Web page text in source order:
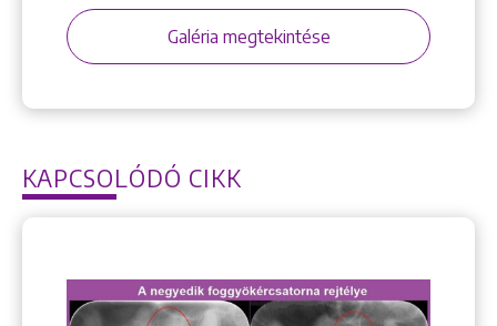
Galéria megtekintése
KAPCSOLÓDÓ CIKK